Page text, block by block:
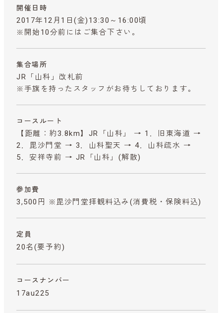
開催日時
2017年12月1日(金)13:30～16:00頃
※開始10分前にはご集合下さい。
集合場所
JR「山科」改札前
※手旗を持ったスタッフがお待ちしております。
コースルート
【距離：約3.8km】JR「山科」 → 1．旧東海道 →
2．毘沙門堂 → 3．山科聖天 → 4．山科疏水 →
5．安祥寺前 → JR「山科」(解散)
参加費
3,500円 ※毘沙門堂拝観料込み (消費税・保険料込)
定員
20名(要予約)
コースナンバー
17au225